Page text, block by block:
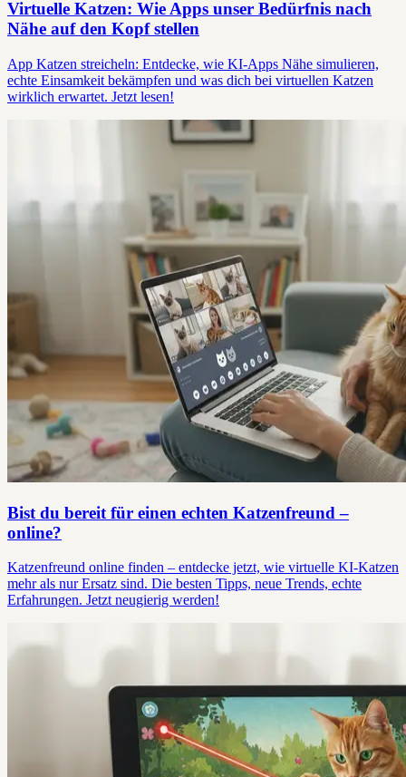
Virtuelle Katzen: Wie Apps unser Bedürfnis nach
Nähe auf den Kopf stellen
App Katzen streicheln: Entdecke, wie KI-Apps Nähe simulieren,
echte Einsamkeit bekämpfen und was dich bei virtuellen Katzen
wirklich erwartet. Jetzt lesen!
Bist du bereit für einen echten Katzenfreund –
online?
Katzenfreund online finden – entdecke jetzt, wie virtuelle KI-Katzen
mehr als nur Ersatz sind. Die besten Tipps, neue Trends, echte
Erfahrungen. Jetzt neugierig werden!